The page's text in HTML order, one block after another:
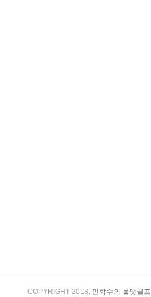
COPYRIGHT 2018, 민학수의 올댓골프